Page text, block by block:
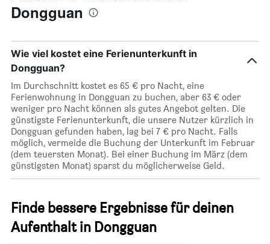
Dongguan
Wie viel kostet eine Ferienunterkunft in
Dongguan?
Im Durchschnitt kostet es 65 € pro Nacht, eine
Ferienwohnung in Dongguan zu buchen, aber 63 € oder
weniger pro Nacht können als gutes Angebot gelten. Die
günstigste Ferienunterkunft, die unsere Nutzer kürzlich in
Dongguan gefunden haben, lag bei 7 € pro Nacht. Falls
möglich, vermeide die Buchung der Unterkunft im Februar
(dem teuersten Monat). Bei einer Buchung im März (dem
günstigsten Monat) sparst du möglicherweise Geld.
Finde bessere Ergebnisse für deinen
Aufenthalt in Dongguan